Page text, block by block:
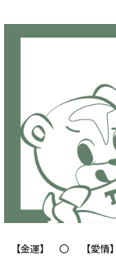
【金運】 〇 【愛情